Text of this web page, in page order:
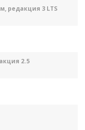
редакция 3 LTS
2.5